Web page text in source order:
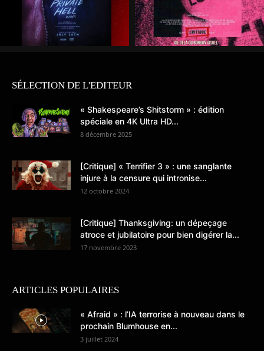
SÉLECTION DE L'EDITEUR
« Shakespeare’s Shitstorm » : édition
spéciale en 4K Ultra HD...
8 décembre 2025
[Critique] « Terrifier 3 » : une sanglante
injure à la censure qui intronise...
12 octobre 2024
[Critique] Thanksgiving: un dépeçage
atroce et jubilatoire pour bien digérer la...
17 novembre 2023
ARTICLES POPULAIRES
« Afraid » : l’IA terrorise à nouveau dans le
prochain Blumhouse en...
3 juillet 2024